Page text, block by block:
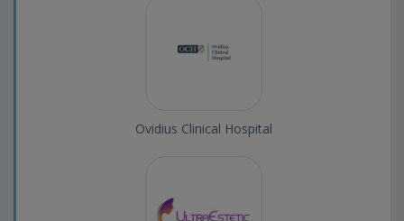
Ovidius Clinical Hospital